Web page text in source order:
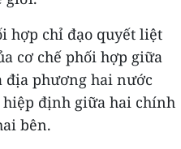
hợp chỉ đạo quyết liệt
cơ chế phối hợp giữa
địa phương hai nước
hiệp định giữa hai chính
bên.